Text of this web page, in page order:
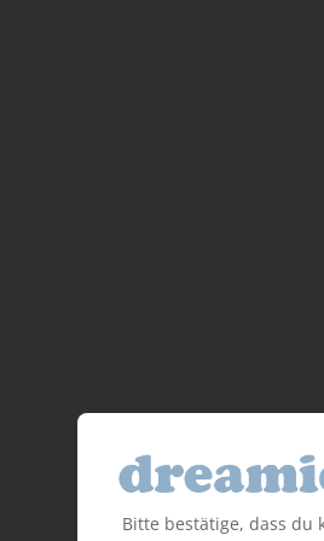
Bitte bestätige, dass du